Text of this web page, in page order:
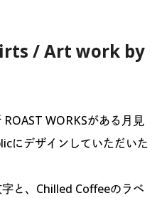
/ Art work by
WORKSがある月見
にデザインしていただいた
と、Chilled Coffeeのラベ